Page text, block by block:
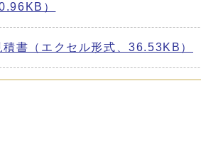
）
書（エクセル形式、36.53KB）